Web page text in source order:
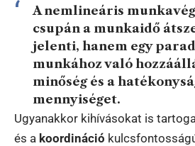
A nemlineáris
csupán a munkaidő
jelenti, hanem egy
munkához való
minőségés a
mennyiséget.
Ugyanakkor kihívásokat is
és a koordináció